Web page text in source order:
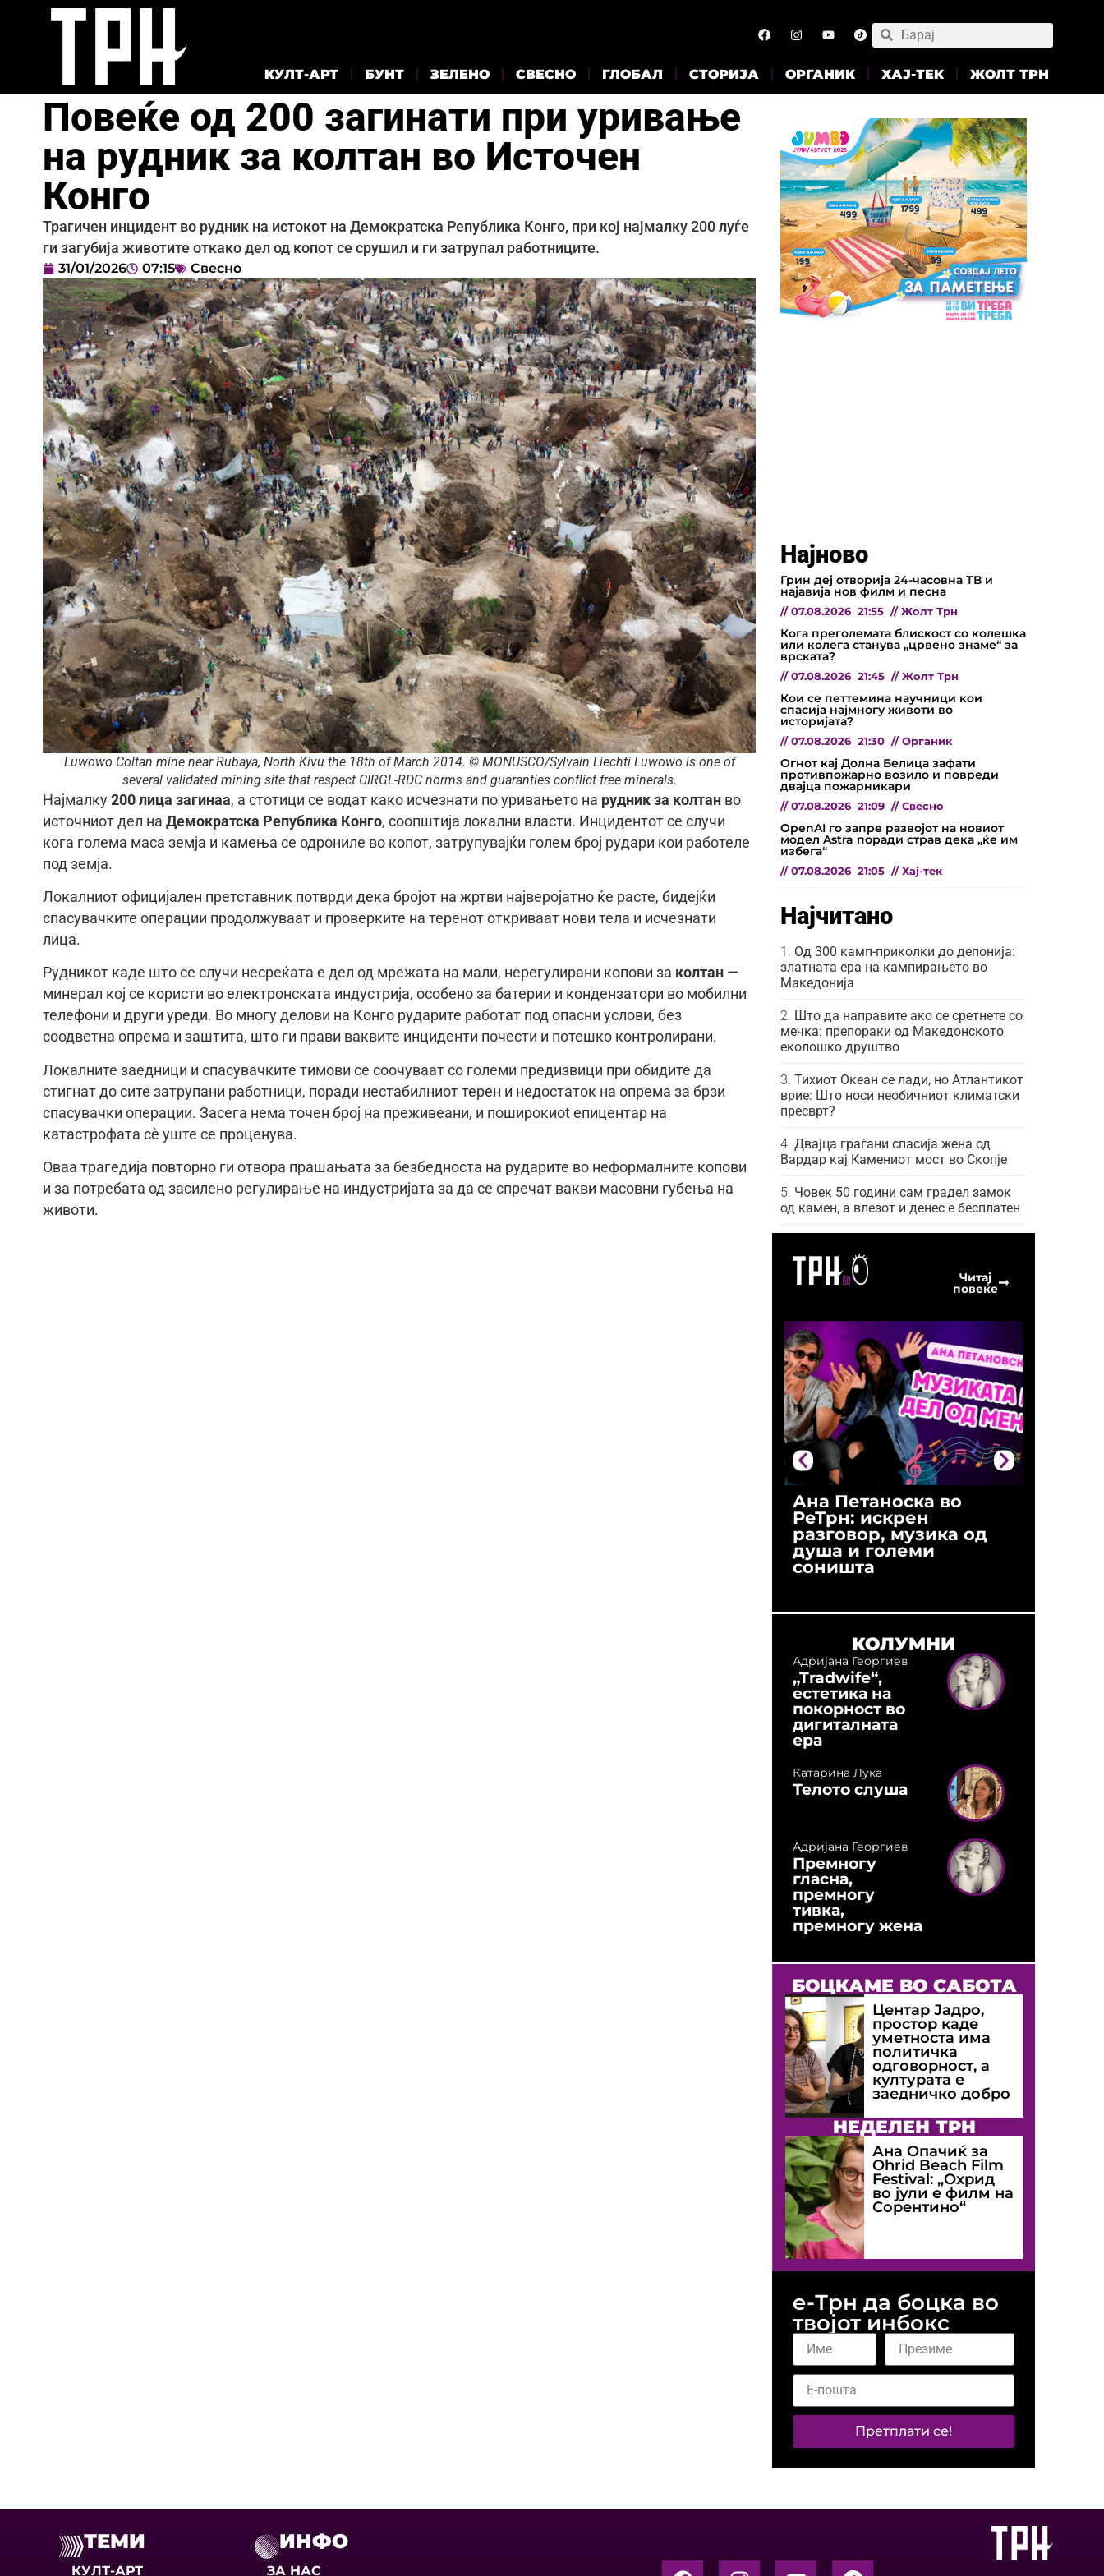
КУЛТ-АРТ БУНТ ЗЕЛЕНО СВЕСНО ГЛОБАЛ СТОРИЈА ОРГАНИК ХАЈ-ТЕК ЖОЛТ ТРН
Повеќе од 200 загинати при уривање
на рудник за колтан во Источен
Конго
Трагичен инцидент во рудник на истокот на Демократска Република Конго, при кој најмалку 200 луѓе
ги загубија животите откако дел од копот се срушил и ги затрупал работниците.
31/01/2026 07:15 Свесно
Luwowo Coltan mine near Rubaya, North Kivu the 18th of March 2014. © MONUSCO/Sylvain Liechti Luwowo is one of
several validated mining site that respect CIRGL-RDC norms and guaranties conflict free minerals.
Најмалку 200 лица загинаа, а стотици се водат како исчезнати по уривањето на рудник за колтан во
источниот дел на Демократска Република Конго, соопштија локални власти. Инцидентот се случи
кога голема маса земја и камења се одрониле во копот, затрупувајќи голем број рудари кои работеле
под земја.
Локалниот официјален претставник потврди дека бројот на жртви најверојатно ќе расте, бидејќи
спасувачките операции продолжуваат и проверките на теренот откриваат нови тела и исчезнати
лица.
Рудникот каде што се случи несреќата е дел од мрежата на мали, нерегулирани копови за колтан —
минерал кој се користи во електронската индустрија, особено за батерии и кондензатори во мобилни
телефони и други уреди. Во многу делови на Конго рударите работат под опасни услови, без
соодветна опрема и заштита, што ги прави ваквите инциденти почести и потешко контролирани.
Локалните заедници и спасувачките тимови се соочуваат со големи предизвици при обидите да
стигнат до сите затрупани работници, поради нестабилниот терен и недостаток на опрема за брзи
спасувачки операции. Засега нема точен број на преживеани, и поширокиot епицентар на
катастрофата сè уште се проценува.
Оваа трагедија повторно ги отвора прашањата за безбедноста на рударите во неформалните копови
и за потребата од засилено регулирање на индустријата за да се спречат вакви масовни губења на
животи.
Најново
Грин деј отворија 24-часовна ТВ и
најавија нов филм и песна
// 07.08.2026 21:55 // Жолт Трн
Кога преголемата блискост со колешка
или колега станува „црвено знаме“ за
врската?
// 07.08.2026 21:45 // Жолт Трн
Кои се петтемина научници кои
спасија најмногу животи во
историјата?
// 07.08.2026 21:30 // Органик
Огнот кај Долна Белица зафати
противпожарно возило и повреди
двајца пожарникари
// 07.08.2026 21:09 // Свесно
OpenAI го запре развојот на новиот
модел Astra поради страв дека „ќе им
избега“
// 07.08.2026 21:05 // Хај-тек
Најчитано
Од 300 камп-приколки до депонија:
златната ера на кампирањето во
Македонија
Што да направите ако се сретнете со
мечка: препораки од Македонското
еколошко друштво
Тихиот Океан се лади, но Атлантикот
врие: Што носи необичниот климатски
пресврт?
Двајца граѓани спасија жена од
Вардар кај Камениот мост во Скопје
Човек 50 години сам градел замок
од камен, а влезот и денес е бесплатен
Читај
повеќе
Ана Петаноска во
РеТрн: искрен
разговор, музика од
душа и големи
соништа
КОЛУМНИ
Адријана Георгиев
„Tradwife“,
естетика на
покорност во
дигиталната
ера
Катарина Лука
Телото слуша
Адријана Георгиев
Премногу
гласна,
премногу
тивка,
премногу жена
БОЦКАМЕ ВО САБОТА
Центар Јадро,
простор каде
уметноста има
политичка
одговорност, а
културата е
заедничко добро
НЕДЕЛЕН ТРН
Ана Опачиќ за
Оhrid Beach Film
Festival: „Охрид
во јули е филм на
Сорентино“
е-Трн да боцка во
твојот инбокс
Претплати се!
ТЕМИ
КУЛТ-АРТ
ИНФО
ЗА НАС